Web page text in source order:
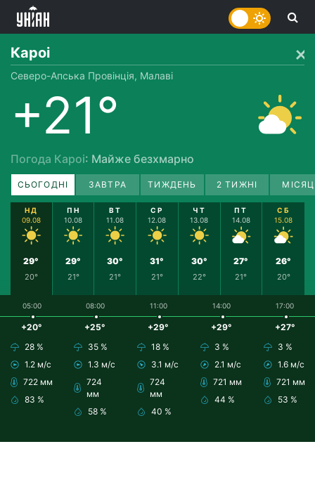
Кароі
Северо-Апська Провінція, Малаві
+21°
Погода Кароі: Майже безхмарно
СЬОГОДНІ ЗАВТРА ТИЖДЕНЬ 2 ТИЖНІ
НД
09.08
29°
20°
ПН
10.08
29°
21°
ВТ
11.08
30°
21°
СР
12.08
31°
21°
ЧТ
13.08
30°
22°
ПТ
14.08
27°
21°
СБ
15.08
26°
20°
05:00
+20°
28 %
1.2 м/с
722 мм
83 %
08:00
+25°
35 %
1.3 м/с
724
мм
58 %
11:00
+29°
18 %
3.1 м/с
724
мм
40 %
14:00
+29°
3 %
2.1 м/с
721 мм
44 %
17:00
+27°
3 %
1.6 м/с
721 мм
53 %